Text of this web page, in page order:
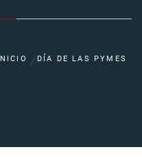
INICIO DÍA DE LAS PYMES